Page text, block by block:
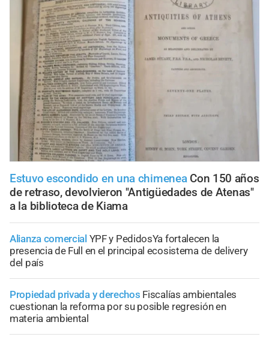
Estuvo escondido en una chimenea Con 150 años
de retraso, devolvieron "Antigüedades de Atenas"
a la biblioteca de Kiama
Alianza comercial YPF y PedidosYa fortalecen la
presencia de Full en el principal ecosistema de delivery
del país
Propiedad privada y derechos Fiscalías ambientales
cuestionan la reforma por su posible regresión en
materia ambiental